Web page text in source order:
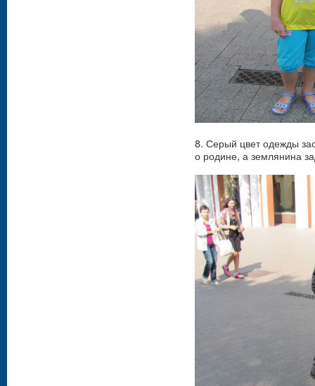
8. Серый цвет одежды
о родине, а землянина